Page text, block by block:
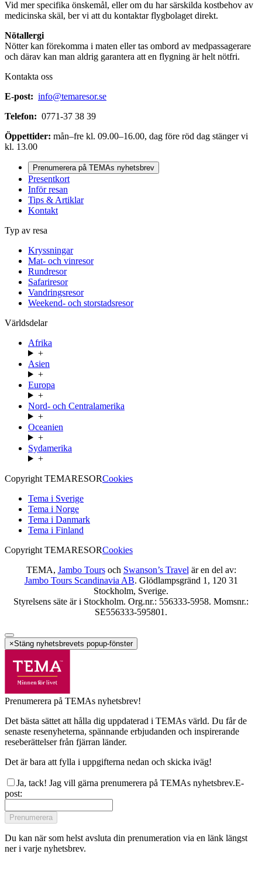
Vid mer specifika önskemål, eller om du har särskilda kostbehov av
medicinska skäl, ber vi att du kontaktar flygbolaget direkt.
Nötallergi
Nötter kan förekomma i maten eller tas ombord av medpassagerare
och därav kan man aldrig garantera att en flygning är helt nötfri.
Kontakta oss
E-post: info@temaresor.se
Telefon: 0771-37 38 39
Öppettider: mån–fre kl. 09.00–16.00, dag före röd dag stänger vi
kl. 13.00
Prenumerera på TEMAs nyhetsbrev
Presentkort
Inför resan
Tips & Artiklar
Kontakt
Typ av resa
Kryssningar
Mat- och vinresor
Rundresor
Safariresor
Vandringsresor
Weekend- och storstadsresor
Världsdelar
Afrika
+
Asien
+
Europa
+
Nord- och Centralamerika
+
Oceanien
+
Sydamerika
+
Copyright TEMARESORCookies
Tema i Sverige
Tema i Norge
Tema i Danmark
Tema i Finland
Copyright TEMARESORCookies
TEMA, Jambo Toursoch Swanson’s Travel är en del av:
Jambo Tours Scandinavia AB. Glödlampsgränd 1, 120 31
Stockholm, Sverige.
Styrelsens säte är i Stockholm. Org.nr.: 556333-5958. Momsnr.:
SE556333-595801.
×Stäng nyhetsbrevets popup-fönster
Prenumerera på TEMAs nyhetsbrev!
Det bästa sättet att hålla dig uppdaterad i TEMAs värld. Du får de
senaste resenyheterna, spännande erbjudanden och inspirerande
reseberättelser från fjärran länder.
Det är bara att fylla i uppgifterna nedan och skicka iväg!
Ja, tack! Jag vill gärna prenumerera på TEMAs nyhetsbrev.E-
post:
Prenumerera
Du kan när som helst avsluta din prenumeration via en länk längst
ner i varje nyhetsbrev.